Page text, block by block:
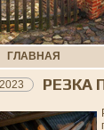
ГЛАВНАЯ
РЕЗКА